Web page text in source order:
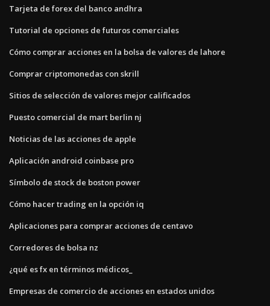
Tarjeta de forex del banco andhra
Tutorial de opciones de futuros comerciales
Cómo comprar acciones en la bolsa de valores de lahore
Comprar criptomonedas con skrill
Sitios de selección de valores mejor calificados
Puesto comercial de mart berlin nj
Noticias de las acciones de apple
Aplicación android coinbase pro
Símbolo de stock de boston power
Cómo hacer trading en la opción iq
Aplicaciones para comprar acciones de centavo
Corredores de bolsa nz
¿qué es fx en términos médicos_
Empresas de comercio de acciones en estados unidos